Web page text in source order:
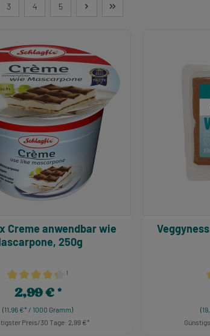
Seite
3
Seite
4
Seite
5
Durchschnittliche Bewertung von 4.34 von 5 Sternen
¹
250g
(11,96 €* / 1000 Gramm)
Regulärer Preis:
2,99 €
Preis/30 Tage: 2,99 €
Veggyness Veganer Fleischkäse,